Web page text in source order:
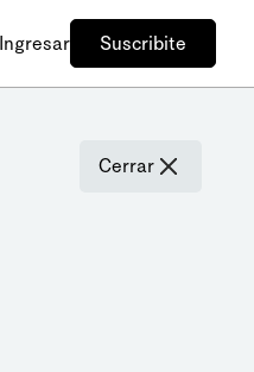
Ingresar Suscribite
Cerrar